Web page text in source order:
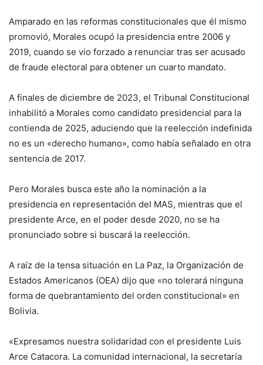
Amparado en las reformas constitucionales que él mismo
promovió, Morales ocupó la presidencia entre 2006 y
2019, cuando se vio forzado a renunciar tras ser acusado
de fraude electoral para obtener un cuarto mandato.
A finales de diciembre de 2023, el Tribunal Constitucional
inhabilitó a Morales como candidato presidencial para la
contienda de 2025, aduciendo que la reelección indefinida
no es un «derecho humano», como había señalado en otra
sentencia de 2017.
Pero Morales busca este año la nominación a la
presidencia en representación del MAS, mientras que el
presidente Arce, en el poder desde 2020, no se ha
pronunciado sobre si buscará la reelección.
A raíz de la tensa situación en La Paz, la Organización de
Estados Americanos (OEA) dijo que «no tolerará ninguna
forma de quebrantamiento del orden constitucional» en
Bolivia.
«Expresamos nuestra solidaridad con el presidente Luis
Arce Catacora. La comunidad internacional, la secretaría